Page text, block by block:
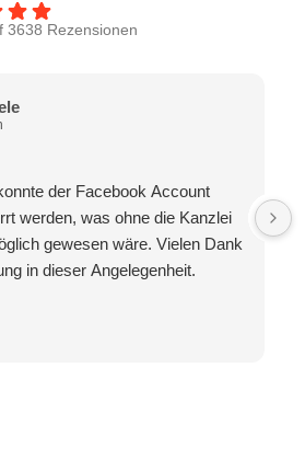
3638 Rezensionen
der Facebook Account
werden, was ohne die Kanzlei
gewesen wäre. Vielen Dank
in dieser Angelegenheit.